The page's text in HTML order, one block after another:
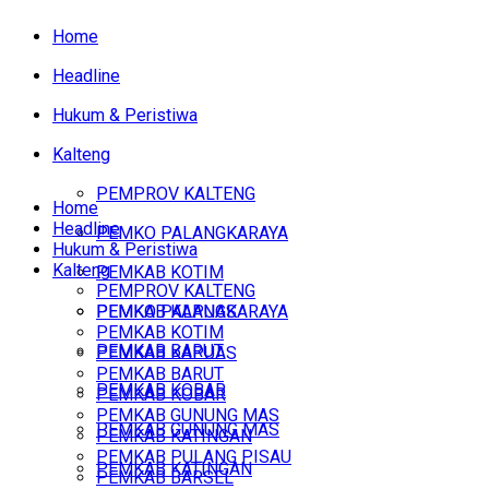
Home
Headline
Hukum & Peristiwa
Kalteng
PEMPROV KALTENG
PEMKO PALANGKARAYA
PEMKAB KOTIM
PEMKAB KAPUAS
PEMKAB BARUT
PEMKAB KOBAR
PEMKAB GUNUNG MAS
PEMKAB KATINGAN
Home
Headline
Hukum & Peristiwa
Kalteng
PEMPROV KALTENG
PEMKO PALANGKARAYA
PEMKAB KOTIM
PEMKAB KAPUAS
PEMKAB BARUT
PEMKAB KOBAR
PEMKAB GUNUNG MAS
PEMKAB KATINGAN
PEMKAB PULANG PISAU
PEMKAB BARSEL